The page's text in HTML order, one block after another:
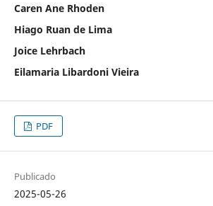
Caren Ane Rhoden
Hiago Ruan de Lima
Joice Lehrbach
Eilamaria Libardoni Vieira
PDF
Publicado
2025-05-26